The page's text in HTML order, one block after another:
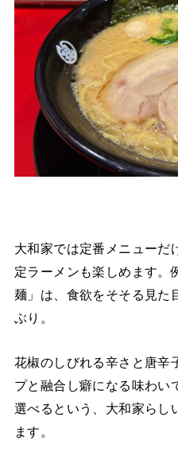
大和家では定番メニューだ
定ラーメンも楽しめます。
麺」は、食欲をそそる見た
ぶり。
花椒のしびれる辛さと唐辛
プと融合し癖になる味わい
選べるという、大和家らし
ます。